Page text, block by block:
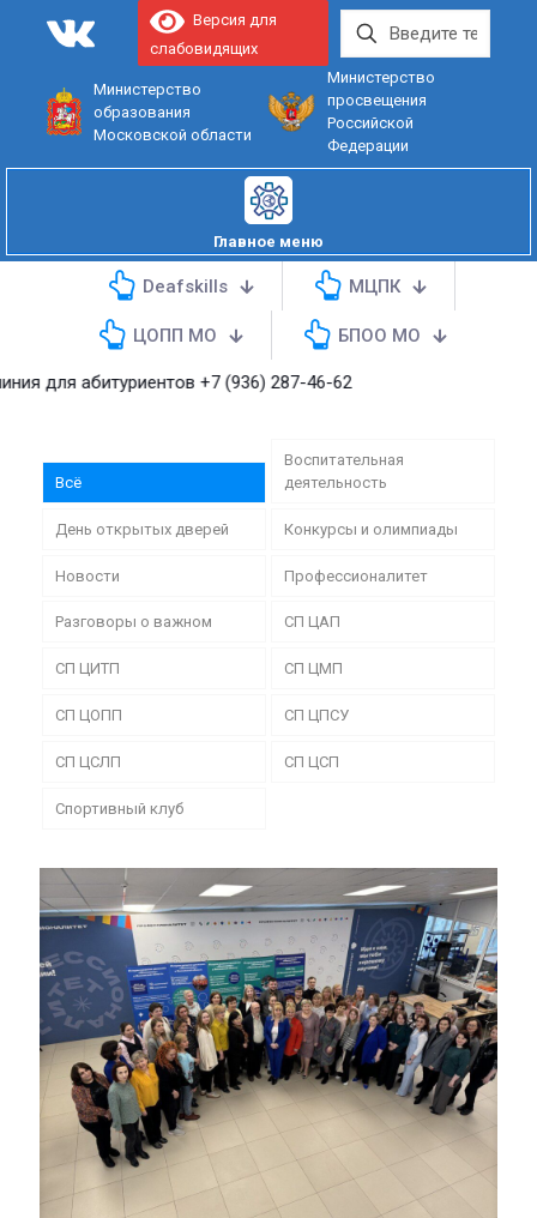
Министерство
образования
Московской области
Министерство
просвещения
Российской
Федерации
Версия для
слабовидящих
Главное меню
Deafskills МЦПК
ЦОПП МО БПОО МО
+7 (936) 287-46-62
Всё
Воспитательная
деятельность
День открытых дверей Конкурсы и олимпиады
Новости Профессионалитет
Разговоры о важном СП ЦАП
СП ЦИТП СП ЦМП
СП ЦОПП СП ЦПСУ
СП ЦСЛП СП ЦСП
Спортивный клуб